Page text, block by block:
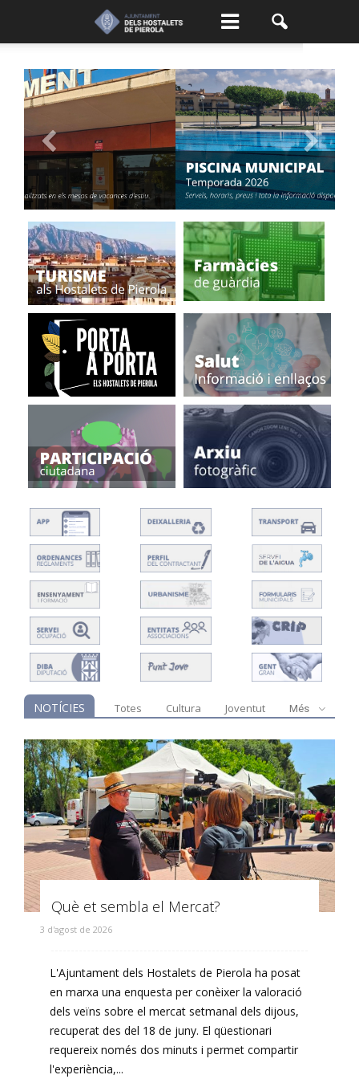
NOTÍCIES Totes Cultura Joventut Més
Què et sembla el Mercat?
3 d'agost de 2026
L'Ajuntament dels Hostalets de Pierola ha posat
en marxa una enquesta per conèixer la valoració
dels veïns sobre el mercat setmanal dels dijous,
recuperat des del 18 de juny. El qüestionari
requereix només dos minuts i permet compartir
l'experiència,...